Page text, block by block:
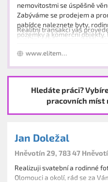
nemovitostmi se úspěšně
Zabýváme se prodejem a
nabídce naleznete byty,
pozemky a komerční objekty.
Realitní transakcí vás
kvalitní náběr nemovitosti
videoprohlídky. Inzerát
webové stránky i sociální
vybereme vhodného
finanční servis, advokátní
předání bytu včetně
Kanceláře:
Jaselská 607/1, 293
Malé Valy 220/25,
www.elitemrgroup.cz
Hledáte práci?
pracovních míst
Jan Doležal
Hněvotín 29, 783 47
Realizuji svatební a rodinné
Olomouci a okolí, rád se za